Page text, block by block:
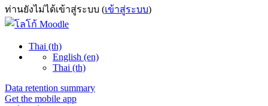
ท่านยังไม่ได้เข้าสู่ระบบ (เข้าสู่ระบบ)
Thai ‎(th)‎
English ‎(en)‎
Thai ‎(th)‎
Data retention summary
Get the mobile app